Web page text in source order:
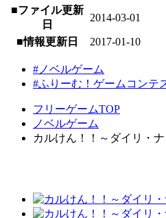
■ファイル更新
日
2014-03-01
■情報更新日 2017-01-10
#ノベルゲーム
#ふりーむ！ゲームコンテ
フリーゲームTOP
ノベルゲーム
カルけん！！～ダイリ・